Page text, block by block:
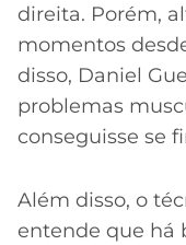
direita. Porém,
momentos
disso, Daniel
problemas
conseguisse se
Além disso, o
entende que há